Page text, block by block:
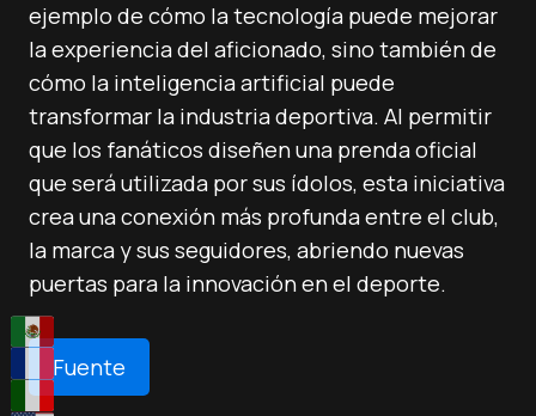
ejemplo de cómo la tecnología puede mejorar
la experiencia del aficionado, sino también de
cómo la inteligencia artificial puede
transformar la industria deportiva. Al permitir
que los fanáticos diseñen una prenda oficial
que será utilizada por sus ídolos, esta iniciativa
crea una conexión más profunda entre el club,
la marca y sus seguidores, abriendo nuevas
puertas para la innovación en el deporte.
Fuente